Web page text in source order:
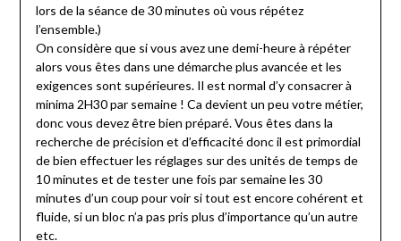
lors de la séance de 30 minutes où vous répétez
l’ensemble.)
On considère que si vous avez une demi-heure à répéter
alors vous êtes dans une démarche plus avancée et les
exigences sont supérieures. Il est normal d’y consacrer à
minima 2H30 par semaine ! Ca devient un peu votre métier,
donc vous devez être bien préparé. Vous êtes dans la
recherche de précision et d’efficacité donc il est primordial
de bien effectuer les réglages sur des unités de temps de
10 minutes et de tester une fois par semaine les 30
minutes d’un coup pour voir si tout est encore cohérent et
fluide, si un bloc n’a pas pris plus d’importance qu’un autre
etc.